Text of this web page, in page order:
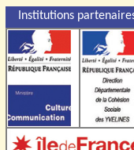
Institutions